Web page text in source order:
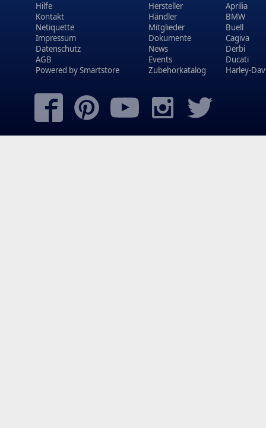
Hilfe
Kontakt
Netiquette
Impressum
Datenschutz
AGB
Powered bySmartstore
Hersteller
Händler
Mitglieder
Dokumente
News
Events
Zubehörkatalog
Aprilia
BMW
Buell
Cagiva
Derbi
Ducati
Harley-